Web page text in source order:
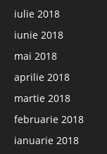
iulie 2018
iunie 2018
mai 2018
aprilie 2018
martie 2018
februarie 2018
ianuarie 2018